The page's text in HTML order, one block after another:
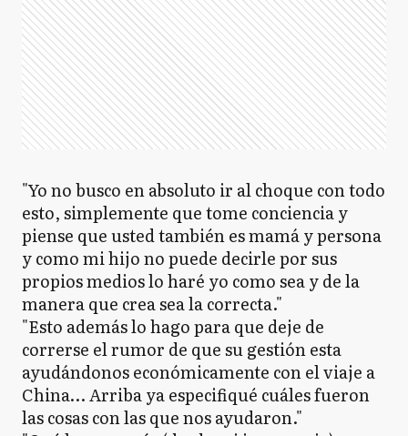
"Yo no busco en absoluto ir al choque con todo
esto, simplemente que tome conciencia y
piense que usted también es mamá y persona
y como mi hijo no puede decirle por sus
propios medios lo haré yo como sea y de la
manera que crea sea la correcta."
"Esto además lo hago para que deje de
correrse el rumor de que su gestión esta
ayudándonos económicamente con el viaje a
China… Arriba ya especifiqué cuáles fueron
las cosas con las que nos ayudaron."